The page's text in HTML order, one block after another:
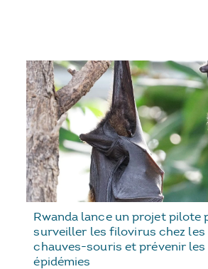
Rwanda lance un projet pilote
surveiller les filovirus chez les
chauves-souris et prévenir
épidémies